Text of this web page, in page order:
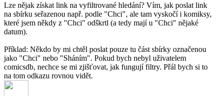
Lze nějak získat link na vyfiltrované hledání? Vím, jak poslat link
na sbírku seřazenou např. podle "Chci", ale tam vyskočí i komiksy,
které jsem někdy z "Chci" odškrtl (a tedy mají u "Chci" nějaké
datum).
Příklad: Někdo by mi chtěl poslat pouze tu část sbírky označenou
jako "Chci" nebo "Sháním". Pokud bych nebyl uživatelem
comicsdb, nechce se mi zjišťovat, jak fungují filtry. Přál bych si to
na tom odkazu rovnou vidět.